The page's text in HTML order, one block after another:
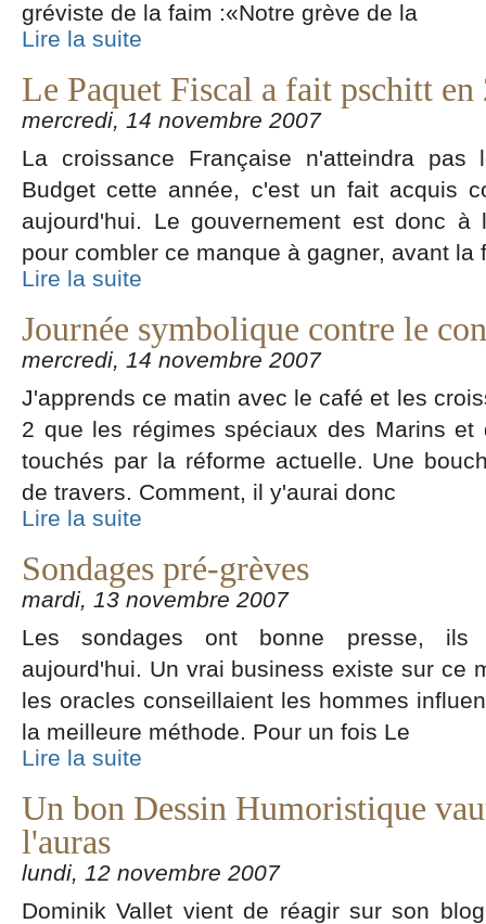
gréviste de la faim :«Notre grève de la
Lire la suite
Le Paquet Fiscal a fait pschitt en
mercredi, 14 novembre 2007
La croissance Française n'atteindra
Budget cette année, c'est un fait acquis
aujourd'hui. Le gouvernement est donc à
pour combler ce manque à gagner, avant la
Lire la suite
Journée symbolique contre le
mercredi, 14 novembre 2007
J'apprends ce matin avec le café et les
2 que les régimes spéciaux des Marins
touchés par la réforme actuelle. Une
de travers. Comment, il y'aurai donc
Lire la suite
Sondages pré-grèves
mardi, 13 novembre 2007
Les sondages ont bonne presse, ils
aujourd'hui. Un vrai business existe sur ce
les oracles conseillaient les hommes
la meilleure méthode. Pour un fois Le
Lire la suite
Un bon Dessin Humoristique
l'auras
lundi, 12 novembre 2007
Dominik Vallet vient de réagir sur son